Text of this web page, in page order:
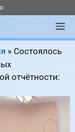
» Состоялось
отчётности: